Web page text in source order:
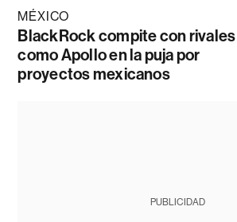
MÉXICO
BlackRock compite con rivales
como Apollo en la puja por
proyectos mexicanos
PUBLICIDAD